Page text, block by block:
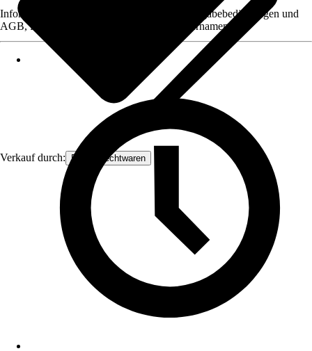
Verkauf durch: Frank Flechtwaren
Informationen des Verkäufers, wie z. B. Rückgabebedingungen und
AGB, finden Sie bei Klick auf den Verkäufernamen.